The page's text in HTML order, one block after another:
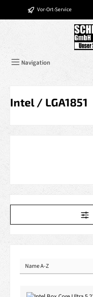
Zum Hauptinhalt springen
Vor-Ort-Service
Navigation
Intel / LGA1851